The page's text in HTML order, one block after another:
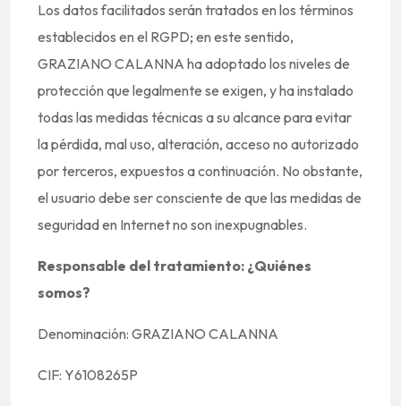
Los datos facilitados serán tratados en los términos
establecidos en el RGPD; en este sentido,
GRAZIANO CALANNA ha adoptado los niveles de
protección que legalmente se exigen, y ha instalado
todas las medidas técnicas a su alcance para evitar
la pérdida, mal uso, alteración, acceso no autorizado
por terceros, expuestos a continuación. No obstante,
el usuario debe ser consciente de que las medidas de
seguridad en Internet no son inexpugnables.
Responsable del tratamiento: ¿Quiénes
somos?
Denominación: GRAZIANO CALANNA
CIF: Y6108265P